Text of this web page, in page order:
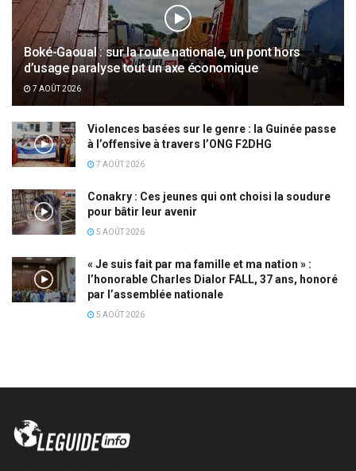
Boké-Gaoual : sur la route nationale, un pont hors
d’usage paralyse tout un axe économique
7 AOÛT 2026
Violences basées sur le genre : la Guinée passe
à l’offensive à travers l’ONG F2DHG
7 AOÛT 2026
Conakry : Ces jeunes qui ont choisi la soudure
pour bâtir leur avenir
5 AOÛT 2026
« Je suis fait par ma famille et ma nation » :
l’honorable Charles Dialor FALL, 37 ans, honoré
par l’assemblée nationale
5 AOÛT 2026